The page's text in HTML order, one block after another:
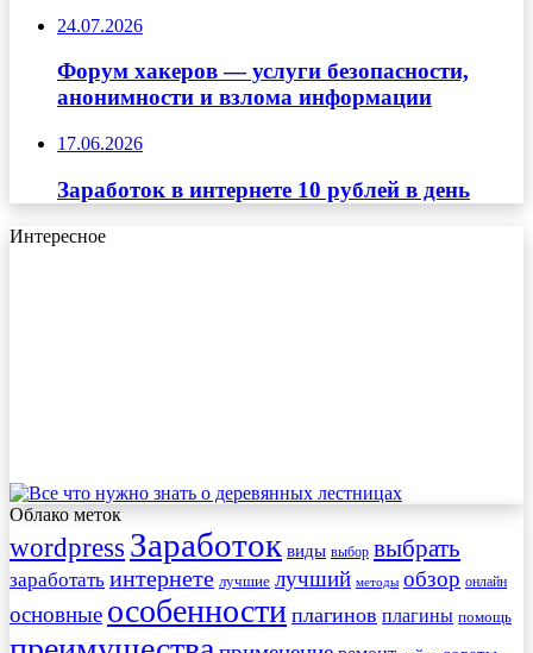
24.07.2026
Форум хакеров — услуги безопасности,
анонимности и взлома информации
17.06.2026
Заработок в интернете 10 рублей в день
Интересное
Облако меток
wordpress Заработок виды выбор выбрать
заработать интернете лучшие лучший методы обзор онлайн
основные особенности плагинов плагины помощь